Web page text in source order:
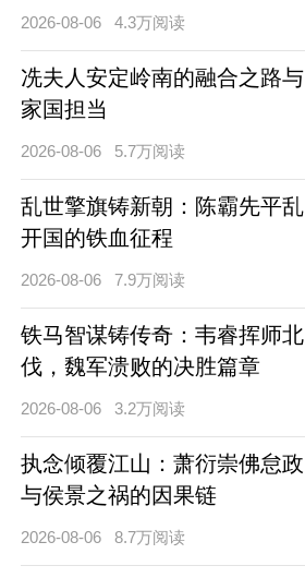
2026-08-06 4.3万阅读
冼夫人安定岭南的融合之路与
家国担当
2026-08-06 5.7万阅读
乱世擎旗铸新朝：陈霸先平乱
开国的铁血征程
2026-08-06 7.9万阅读
铁马智谋铸传奇：韦睿挥师北
伐，魏军溃败的决胜篇章
2026-08-06 3.2万阅读
执念倾覆江山：萧衍崇佛怠政
与侯景之祸的因果链
2026-08-06 8.7万阅读